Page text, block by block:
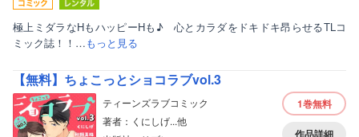
極上ミダラなHもハッピーHも♪ 心とカラダをドキドキ昂らせるTLコ
ミック誌！！…もっと見る
【無料】ちょこっとショコラブvol.3
ティーンズラブコミック
著者：くにしげ...他
1巻無料
作品詳細